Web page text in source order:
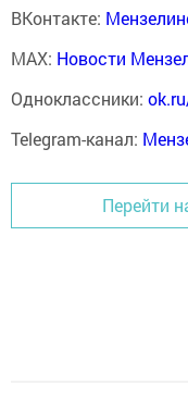
ВКонтакте:
MAX: Новости
Одноклассники:
Telegram-канал:
Перейти